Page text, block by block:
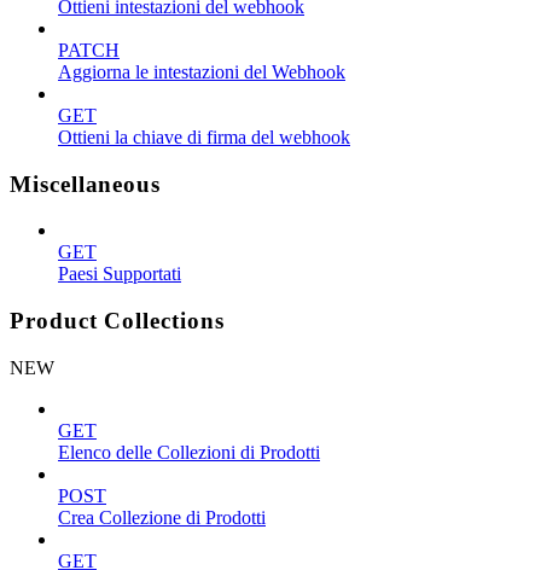
Ottieni intestazioni del webhook
PATCH
Aggiorna le intestazioni del Webhook
GET
Ottieni la chiave di firma del webhook
Miscellaneous
GET
Paesi Supportati
Product Collections
NEW
GET
Elenco delle Collezioni di Prodotti
POST
Crea Collezione di Prodotti
GET